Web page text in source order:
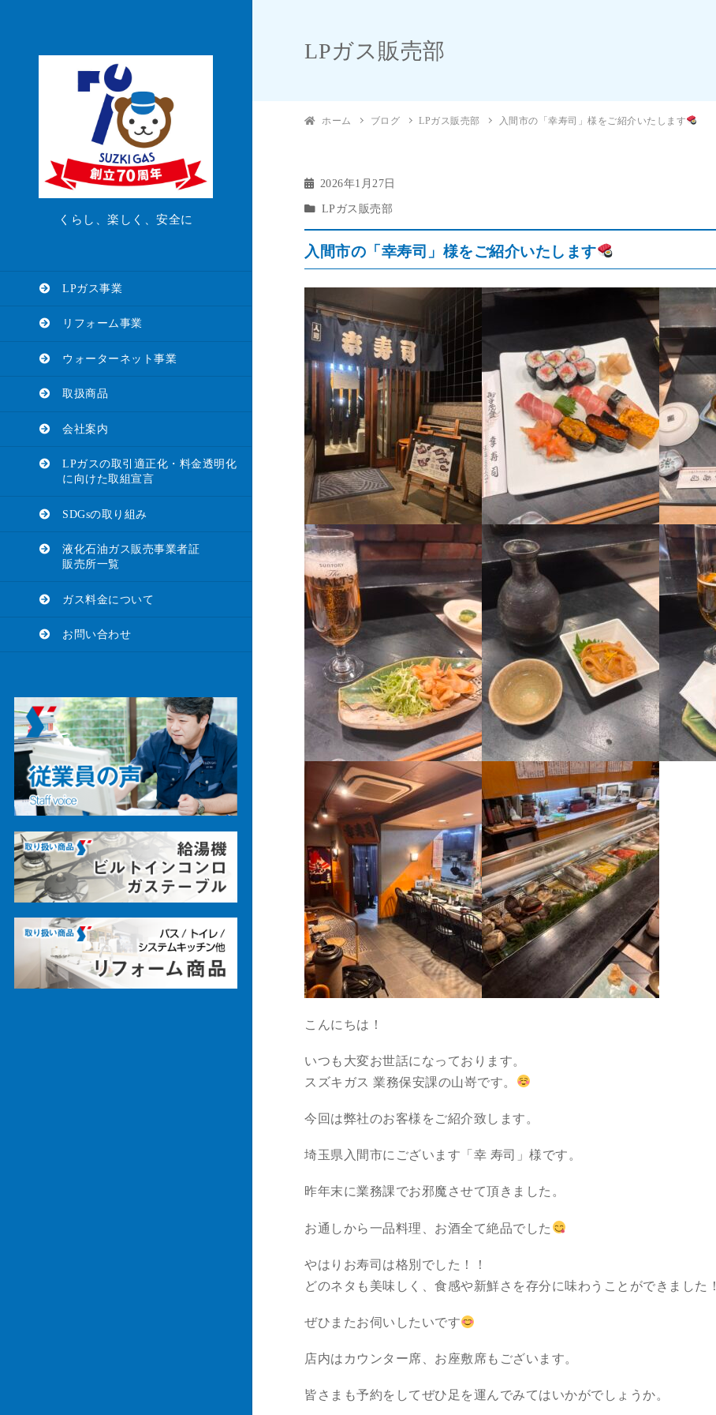
くらし、楽しく、安全に
LPガス事業
リフォーム事業
ウォーターネット事業
取扱商品
会社案内
LPガスの取引適正化・料金透明化
に向けた取組宣言
SDGsの取り組み
液化石油ガス販売事業者証
販売所一覧
ガス料金について
お問い合わせ
LPガス販売部
ホーム ブログ LPガス販売部 入間市の「幸寿司」様をご紹介いたします
2026年1月27日
LPガス販売部
入間市の「幸寿司」様をご紹介いたします
こんにちは！
いつも大変お世話になっております。
スズキガス 業務保安課の山嵜です。
今回は弊社のお客様をご紹介致します。
埼玉県入間市にございます「幸 寿司」様です。
昨年末に業務課でお邪魔させて頂きました。
お通しから一品料理、お酒全て絶品でした
やはりお寿司は格別でした！！
どのネタも美味しく、食感や新鮮さを存分に味わうことができました！
ぜひまたお伺いしたいです
店内はカウンター席、お座敷席もございます。
皆さまも予約をしてぜひ足を運んでみてはいかがでしょうか。